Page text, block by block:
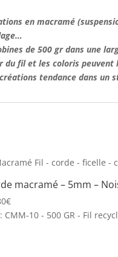
enmacramé
de 500 gr dans une
fil et les coloris
tendance dans un
macramé – 5mm –
€
CMM-10 - 500 GR - Fil